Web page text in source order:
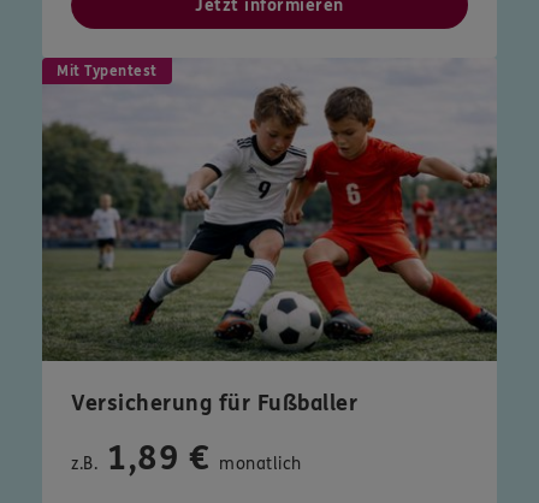
Jetzt informieren
Mit Typentest
Versicherung für Fußballer
z.B. 1,89 € monatlich